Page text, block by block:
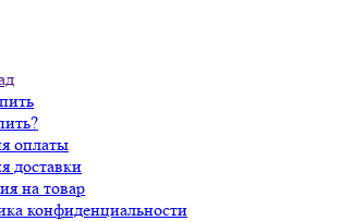
оплаты
доставки
на товар
конфиденциальности